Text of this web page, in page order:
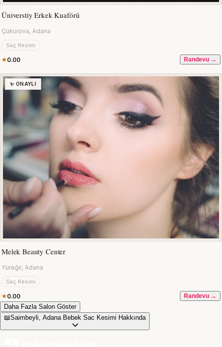
Üniverstiy Erkek Kuaförü
Çukurova, Adana
Saç Kesimi
0.00 Randevu →
✨ ONAYLI
Melek Beauty Center
Yüreğir, Adana
Saç Kesimi
0.00 Randevu →
Daha Fazla Salon Göster
📖Saimbeyli, Adana Bebek Sac Kesimi Hakkında